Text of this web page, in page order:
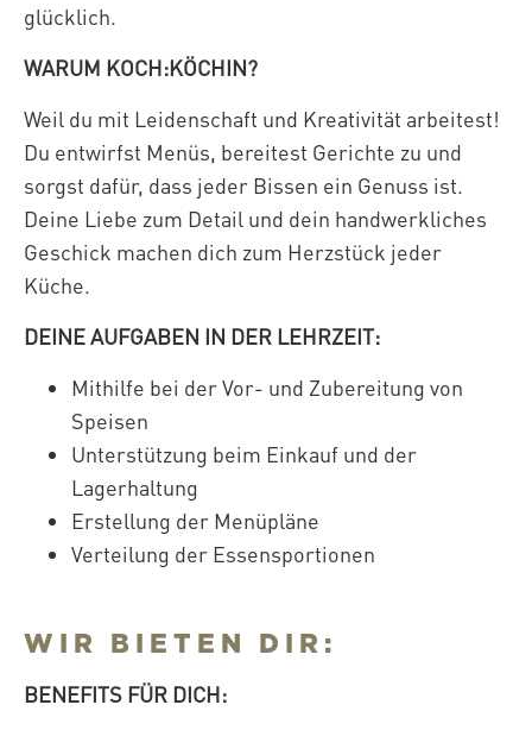
glücklich.
WARUM KOCH:KÖCHIN?
Weil du mit Leidenschaft und Kreativität arbeitest!
Du entwirfst Menüs, bereitest Gerichte zu und
sorgst dafür, dass jeder Bissen ein Genuss ist.
Deine Liebe zum Detail und dein handwerkliches
Geschick machen dich zum Herzstück jeder
Küche.
DEINE AUFGABEN IN DER LEHRZEIT:
Mithilfe bei der Vor- und Zubereitung von
Speisen
Unterstützung beim Einkauf und der
Lagerhaltung
Erstellung der Menüpläne
Verteilung der Essensportionen
WIR BIETEN DIR:
BENEFITS FÜR DICH: